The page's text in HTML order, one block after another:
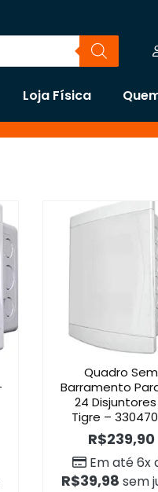
Loja Física
Quadro Sem
Barramento
24
Tigre –
R$239,90
Em até 6x
R$39,98 sem